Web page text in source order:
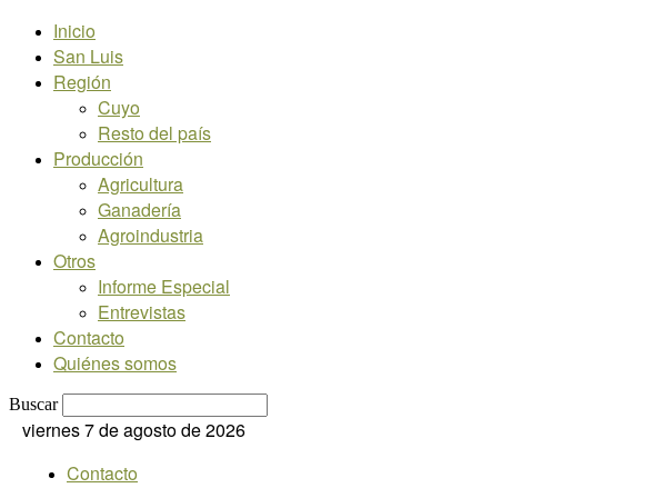
Inicio
San Luis
Región
Cuyo
Resto del país
Producción
Agricultura
Ganadería
Agroindustria
Otros
Informe Especial
Entrevistas
Contacto
Quiénes somos
Buscar
viernes 7 de agosto de 2026
Contacto